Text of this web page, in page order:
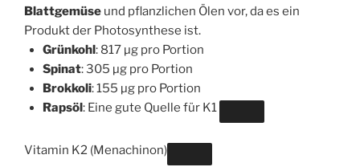
Blattgemüse und pflanzlichen Ölen vor, da es ein
Produkt der Photosynthese ist.
Grünkohl: 817 µg pro Portion
Spinat: 305 µg pro Portion
Brokkoli: 155 µg pro Portion
Rapsöl: Eine gute Quelle für K1
Vitamin K2 (Menachinon)